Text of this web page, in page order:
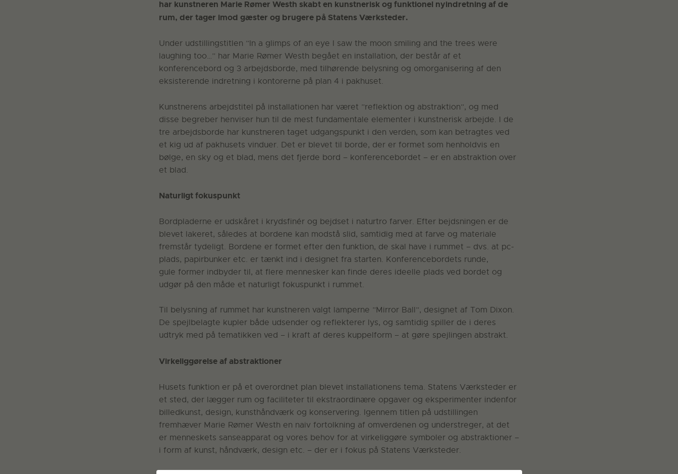
har kunstneren Marie Rømer Westh skabt en kunstnerisk og funktionel nyindretning af de
rum, der tager imod gæster og brugere på Statens Værksteder.
Under udstillingstitlen ”In a glimps of an eye I saw the moon smiling and the trees were
laughing too…” har Marie Rømer Westh begået en installation, der består af et
konferencebord og 3 arbejdsborde, med tilhørende belysning og omorganisering af den
eksisterende indretning i kontorerne på plan 4 i pakhuset.
Kunstnerens arbejdstitel på installationen har været ”reflektion og abstraktion”, og med
disse begreber henviser hun til de mest fundamentale elementer i kunstnerisk arbejde. I de
tre arbejdsborde har kunstneren taget udgangspunkt i den verden, som kan betragtes ved
et kig ud af pakhusets vinduer. Det er blevet til borde, der er formet som henholdvis en
bølge, en sky og et blad, mens det fjerde bord – konferencebordet – er en abstraktion over
et blad.
Naturligt fokuspunkt
Bordpladerne er udskåret i krydsfinér og bejdset i naturtro farver. Efter bejdsningen er de
blevet lakeret, således at bordene kan modstå slid, samtidig med at farve og materiale
fremstår tydeligt. Bordene er formet efter den funktion, de skal have i rummet – dvs. at pc-
plads, papirbunker etc. er tænkt ind i designet fra starten. Konferencebordets runde,
gule former indbyder til, at flere mennesker kan finde deres ideelle plads ved bordet og
udgør på den måde et naturligt fokuspunkt i rummet.
Til belysning af rummet har kunstneren valgt lamperne ”Mirror Ball”, designet af Tom Dixon.
De spejlbelagte kupler både udsender og reflekterer lys, og samtidig spiller de i deres
udtryk med på tematikken ved – i kraft af deres kuppelform – at gøre spejlingen abstrakt.
Virkeliggørelse af abstraktioner
Husets funktion er på et overordnet plan blevet installationens tema. Statens Værksteder er
et sted, der lægger rum og faciliteter til ekstraordinære opgaver og eksperimenter indenfor
billedkunst, design, kunsthåndværk og konservering. Igennem titlen på udstillingen
fremhæver Marie Rømer Westh en naiv fortolkning af omverdenen og understreger, at det
er menneskets sanseapparat og vores behov for at virkeliggøre symboler og abstraktioner –
i form af kunst, håndværk, design etc. – der er i fokus på Statens Værksteder.